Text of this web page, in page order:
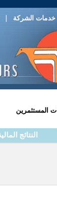
خدمات الشركة |
المستثمرين